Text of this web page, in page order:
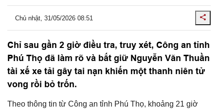
Chủ nhật, 31/05/2026 08:51
Chỉ sau gần 2 giờ điều tra, truy xét, Công an tỉnh
Phú Thọ đã làm rõ và bắt giữ Nguyễn Văn Thuần
tài xế xe tải gây tai nạn khiến một thanh niên tử
vong rồi bỏ trốn.
Theo thông tin từ Công an tỉnh Phú Thọ, khoảng 21 giờ